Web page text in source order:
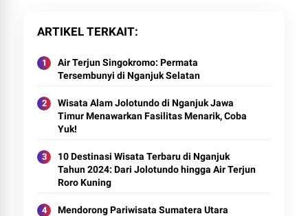
ARTIKEL TERKAIT
Air Terjun Singokromo: Permata
Tersembunyi di Nganjuk Selatan
Wisata Alam Jolotundo di Nganjuk Jawa
Timur Menawarkan Fasilitas Menarik, Coba
Yuk!
10 Destinasi Wisata Terbaru di Nganjuk
Tahun 2024: Dari Jolotundo hingga Air Terjun
Roro Kuning
Mendorong Pariwisata Sumatera Utara